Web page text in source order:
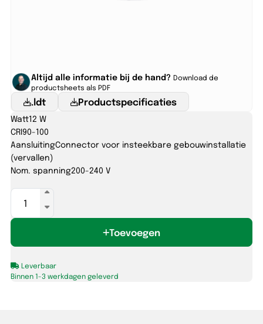
Altijd alle informatie bij de hand? Download de
productsheets als PDF
.ldt Productspecificaties
Watt12 W
CRI90-100
AansluitingConnector voor insteekbare gebouwinstallatie
(vervallen)
Nom. spanning200-240 V
ATLAS
6/8/10/12W
IP54
GST
Toevoegen
Leverbaar
Binnen 1-3 werkdagen geleverd